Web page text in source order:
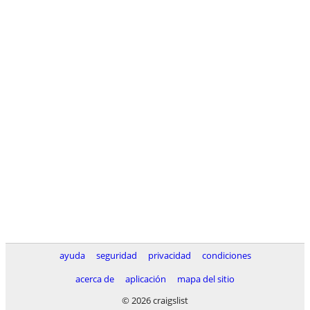
ayuda seguridad privacidad
condiciones
acerca de
aplicación
mapa del sitio
© 2026 craigslist